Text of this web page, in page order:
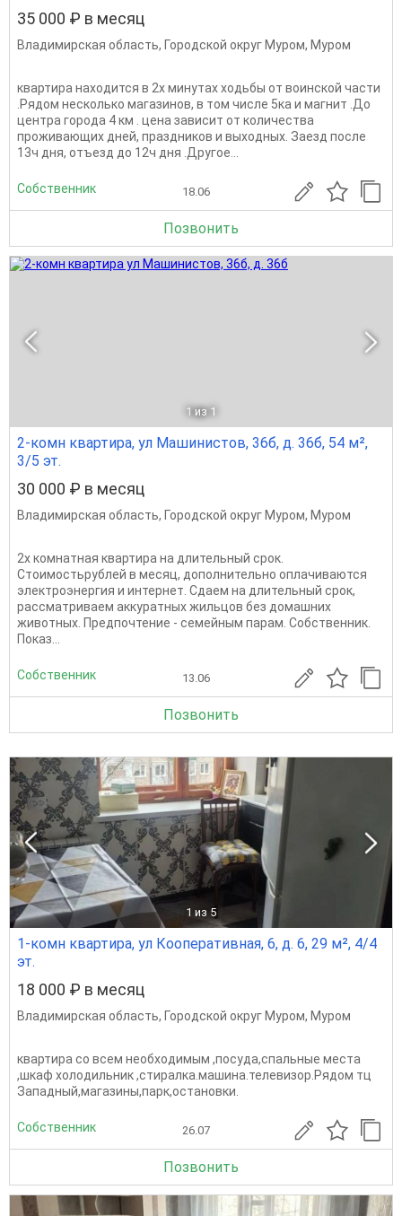
35 000 ₽ в месяц
Владимирская область, Городской округ Муром, Муром
квартира находится в 2х минутах ходьбы от воинской части
.Рядом несколько магазинов, в том числе 5ка и магнит .До
центра города 4 км . цена зависит от количества
проживающих дней, праздников и выходных. Заезд после
13ч дня, отъезд до 12ч дня .Другое...
Собственник 18.06
Позвонить
1 из 1
2-комн квартира, ул Машинистов, 36б, д. 36б, 54 м²,
3/5 эт.
30 000 ₽ в месяц
Владимирская область, Городской округ Муром, Муром
2х комнатная квартира на длительный срок.
Стоимостьрублей в месяц, дополнительно оплачиваются
электроэнергия и интернет. Сдаем на длительный срок,
рассматриваем аккуратных жильцов без домашних
животных. Предпочтение - семейным парам. Собственник.
Показ...
Собственник 13.06
Позвонить
1 из 5
1-комн квартира, ул Кооперативная, 6, д. 6, 29 м², 4/4
эт.
18 000 ₽ в месяц
Владимирская область, Городской округ Муром, Муром
квартира со всем необходимым ,посуда,спальные места
,шкаф холодильник ,стиралка.машина.телевизор.Рядом тц
Западный,магазины,парк,остановки.
Собственник 26.07
Позвонить